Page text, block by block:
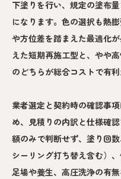
下塗りを行い、規定の塗布
になります。色の選択も熱
や方位差を踏まえた最適化
えた短期再施工型と、やや
のどちらが総合コストで有
業者選定と契約時の確認事
め、見積りの内訳と仕様確
額のみで判断せず、塗り回
シーリング打ち替え含む）
足場や養生、高圧洗浄の有